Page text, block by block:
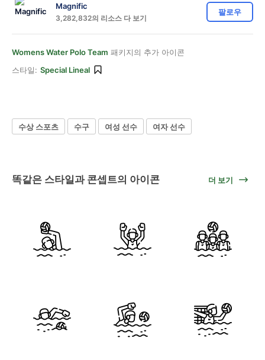
Magnific
3,282,832의 리소스 다 보기
팔로우
Womens Water Polo Team 패키지의 추가 아이콘
스타일: Special Lineal
수상 스포츠 수구 여성 선수 여자 선수
똑같은 스타일과 콘셉트의 아이콘 더 보기